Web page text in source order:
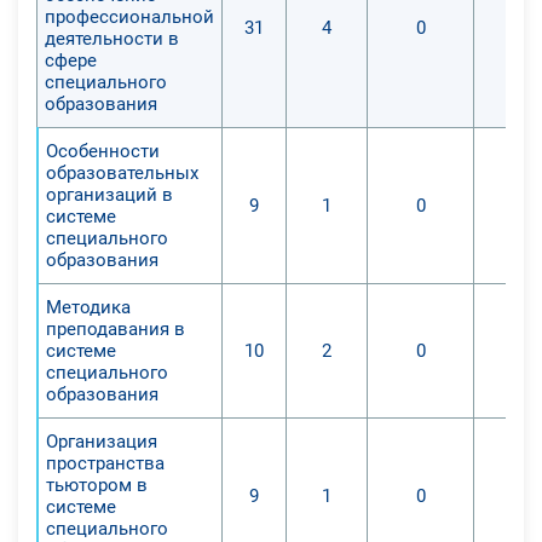
общеобразовательных
изучат:
- определение цели собственной
- оценку соответствия хода
взаимодействия тьютор -
профессиональной
деятельности в
сфере
специального
образования
31 4 0
Особенности
образовательных
организаций в
системе
специального
образования
9 1 0
Методика
преподавания в
системе
специального
образования
10 2 0
Организация
пространства
тьютором в
системе
специального
9 1 0